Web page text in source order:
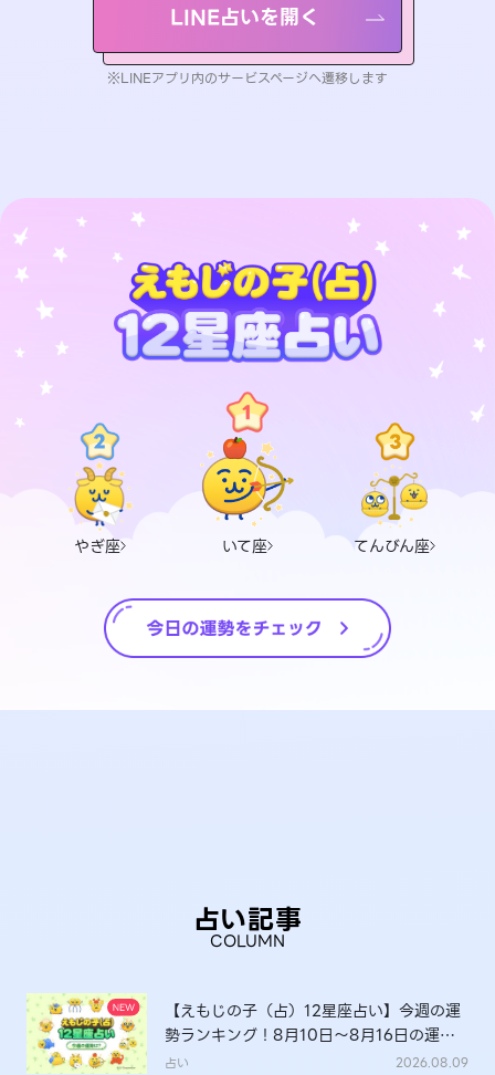
LINE占いを開く
※LINEアプリ内のサービスページへ遷移します
やぎ座 いて座 てんびん座
占い記事
COLUMN
【えもじの子（占）12星座占い】今週の運
勢ランキング！8月10日～8月16日の運勢
は？
占い 2026.08.09